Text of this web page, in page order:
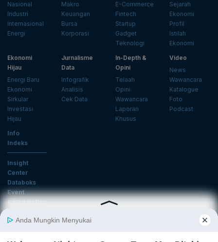
Nasional
Industri
Internasional
Energi
Makro
Keuangan
Bursa
Korporasi
E-Commerce
Fintech
Startup
Gadget
Teknologi
Sejarah
Ekonomi
Profil
Istilah
Ekonomi
Ekonomi
Hijau
Energi Baru
Ekonomi
Sirkular
Investasi
Hijau
Jurnalisme
Data
Infografik
Analisis
Cek Data
In-Depth &
Opini
Telaah
Opini
Wawancara
Laporan
Khusus
Video
News
Wawancara
Katalogue
Foto
Podcast
Info
Indeks
Insight
Center
Databoks
Event
KatadataOto